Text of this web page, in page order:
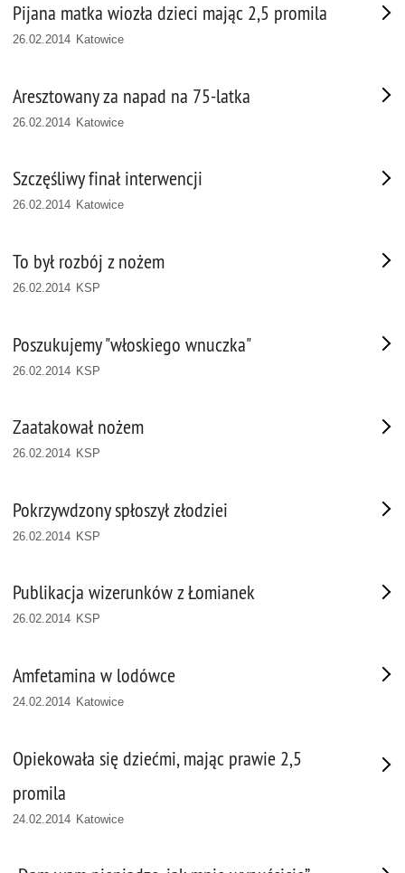
Pijana matka wiozła dzieci mając 2,5 promila
26.02.2014 Katowice
Aresztowany za napad na 75-latka
26.02.2014 Katowice
Szczęśliwy finał interwencji
26.02.2014 Katowice
To był rozbój z nożem
26.02.2014 KSP
Poszukujemy "włoskiego wnuczka"
26.02.2014 KSP
Zaatakował nożem
26.02.2014 KSP
Pokrzywdzony spłoszył złodziei
26.02.2014 KSP
Publikacja wizerunków z Łomianek
26.02.2014 KSP
Amfetamina w lodówce
24.02.2014 Katowice
Opiekowała się dziećmi, mając prawie 2,5
promila
24.02.2014 Katowice